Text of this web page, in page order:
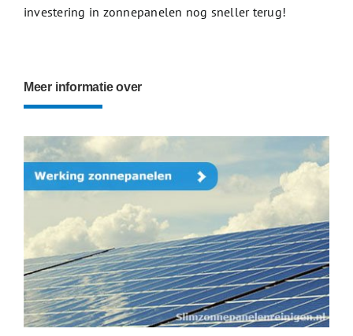
investering in zonnepanelen nog sneller terug!
Meer informatie over